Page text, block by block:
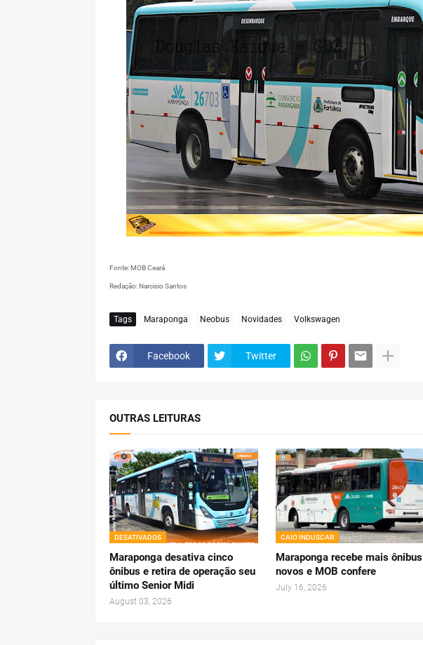
Fonte: MOB Ceará
Redação: Narcisio Santos
Tags Maraponga Neobus Novidades Volkswagen
Facebook Twitter
OUTRAS LEITURAS
DESATIVADOS
Maraponga desativa cinco
ônibus e retira de operação seu
último Senior Midi
August 03, 2026
CAIO INDUSCAR
Maraponga recebe mais ônibus
novos e MOB confere
July 16, 2026